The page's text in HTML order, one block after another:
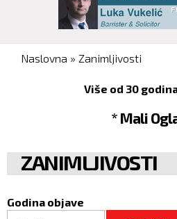
You are here
Naslovna » Zanimljivosti
Više od 30
* Mali
ZANIMLJIVOSTI
Godina objave